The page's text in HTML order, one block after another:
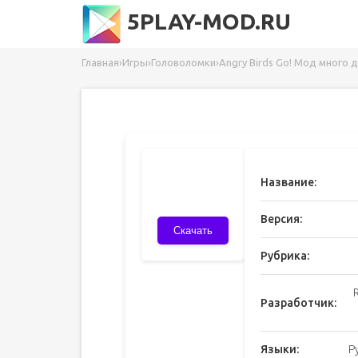
5PLAY-MOD.RU
Главная›Игры›Головоломки›Angry Birds Go! Мод много
Скачать
Название:
Версия:
Рубрика:
Разработчик:
Языки: